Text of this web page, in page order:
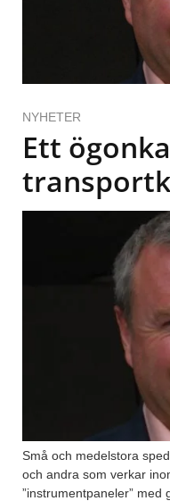
NYHETER
Ett
Små och medelstora
och andra som verkar
”instrumentpaneler”